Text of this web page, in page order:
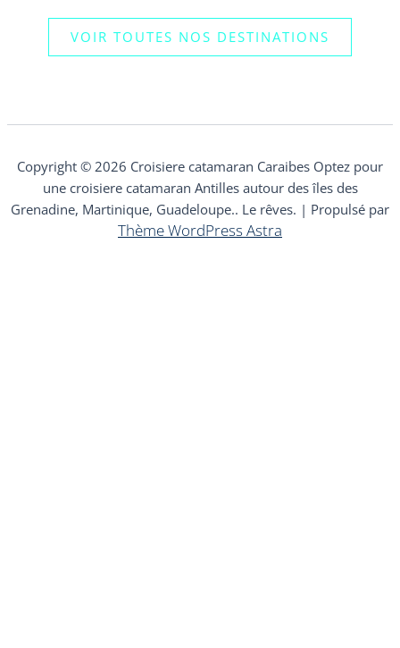
VOIR TOUTES NOS DESTINATIONS
Copyright © 2026 Croisiere catamaran Caraibes Optez pour
une croisiere catamaran Antilles autour des îles des
Grenadine, Martinique, Guadeloupe.. Le rêves. | Propulsé par
Thème WordPress Astra